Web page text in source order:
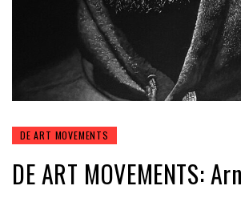
DE ART MOVEMENTS
DE ART MOVEMENTS: